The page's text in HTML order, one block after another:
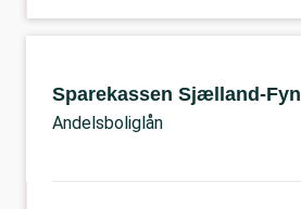
Sparekassen Sjælland-Fyn
Andelsboliglån